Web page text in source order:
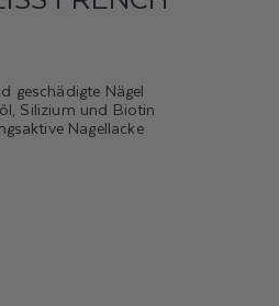
geschädigte Nägel
Silizium und Biotin
Nagellacke